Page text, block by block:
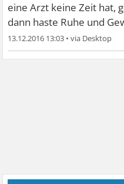
eine Arzt keine Zeit hat,
dann haste Ruhe und
13.12.2016 13:03 •